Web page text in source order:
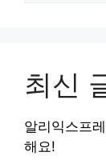
최신
알리익스프
해요!